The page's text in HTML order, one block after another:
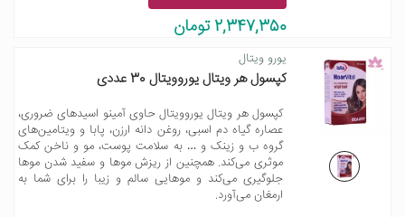
2,347,350 تومان
یورو ویتال
کپسول هر ویتال یوروویتال 30 عددی
کپسول هر ویتال یوروویتال حاوی آمینو اسیدهای ضروری،
عصاره گیاه دم اسبی، روغن دانه ارزن، پابا و ویتامین‌های
گروه ب و زینک و … به سلامت پوست، مو و ناخن کمک
موثری می‌کند. همچنین از ریزش موها و سفید شدن موها
جلوگیری می‌کند و موهایی سالم و زیبا را برای شما به
ارمغان می‌آورد.